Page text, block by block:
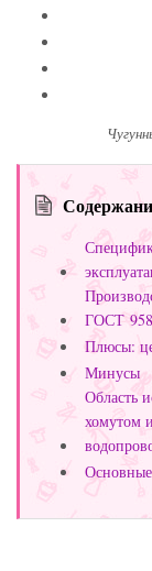
ГОСТ
Плюсы:
Минусы
Область
хомутом